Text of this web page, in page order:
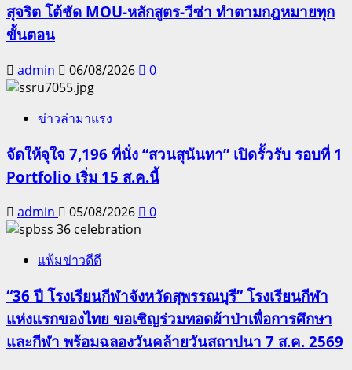
สุจริต โต้ชัด MOU-หลักสูตร-วีซ่า ทำตามกฎหมายทุก
ขั้นตอน
admin 06/08/2026 0
ข่าวล่ามาแรง
จัดให้จุใจ 7,196 ที่นั่ง “สวนสุนันทา” เปิดรั้วรับ รอบที่ 1
Portfolio เริ่ม 15 ส.ค.นี้
admin 05/08/2026 0
แฟ้มข่าวดีดี
“36 ปี โรงเรียนกีฬาจังหวัดสุพรรณบุรี” โรงเรียนกีฬา
แห่งแรกของไทย ขอเชิญร่วมทอดผ้าป่าเพื่อการศึกษา
และกีฬา พร้อมฉลองวันคล้ายวันสถาปนา 7 ส.ค. 2569